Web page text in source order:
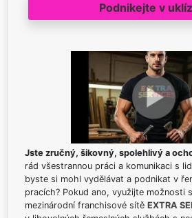
Podnikejte v
Jste zručný, šikovný, spolehlivý a
rád všestrannou práci a komunikaci s
byste si mohl vydělávat a podnikat v
pracích? Pokud ano, využijte možnosti
mezinárodní franchisové sítě EXTRA